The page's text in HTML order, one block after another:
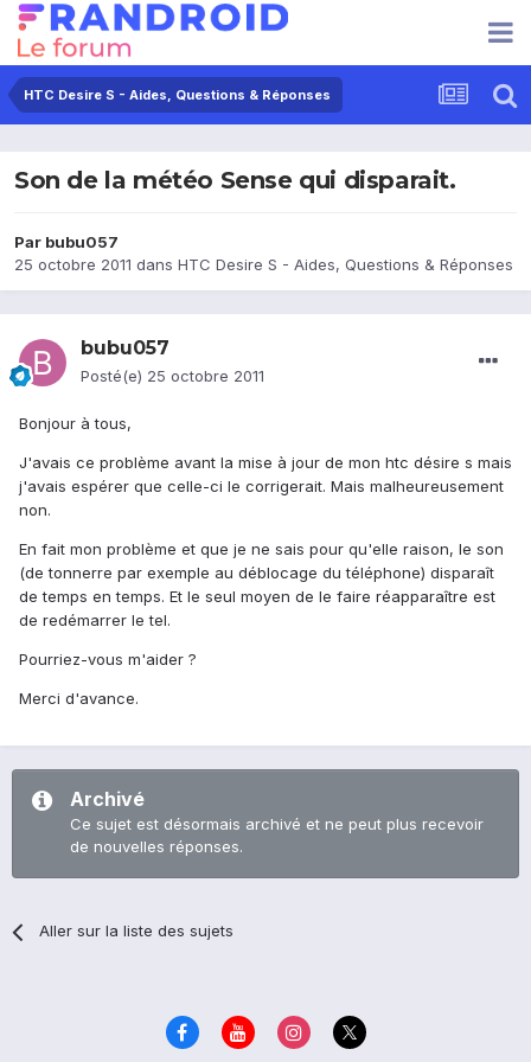
HTC Desire S - Aides, Questions & Réponses
Son de la météo Sense qui disparait.
Par bubu057
25 octobre 2011 dans HTC Desire S - Aides, Questions & Réponses
bubu057
Posté(e) 25 octobre 2011
Bonjour à tous,
J'avais ce problème avant la mise à jour de mon htc désire s mais
j'avais espérer que celle-ci le corrigerait. Mais malheureusement
non.
En fait mon problème et que je ne sais pour qu'elle raison, le son
(de tonnerre par exemple au déblocage du téléphone) disparaît
de temps en temps. Et le seul moyen de le faire réapparaître est
de redémarrer le tel.
Pourriez-vous m'aider ?
Merci d'avance.
Archivé
Ce sujet est désormais archivé et ne peut plus recevoir
de nouvelles réponses.
Aller sur la liste des sujets